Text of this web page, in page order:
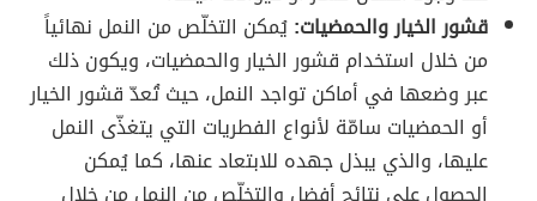
قشور الخيار والحمضيات:يُمكن التخلّص من النمل نهائياً
من خلال استخدام قشور الخيار والحمضيات، ويكون ذلك
عبر وضعها في أماكن تواجد النمل، حيث تُعدّ قشور الخيار
أو الحمضيات سامّة لأنواع الفطريات التي يتغذّى النمل
عليها، والذي يبذل جهده للابتعاد عنها، كما يُمكن